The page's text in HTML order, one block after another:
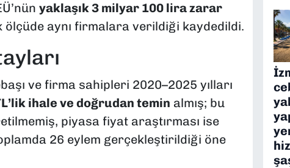
yaklaşık 3 milyar 100 lira zarar
ölçüde aynı firmalara verildiği kaydedildi.
ve firma sahipleri 2020–2025 yılları
ihale ve doğrudan temin almış; bu
piyasa fiyat araştırması ise
26 eylem gerçekleştirildiği öne